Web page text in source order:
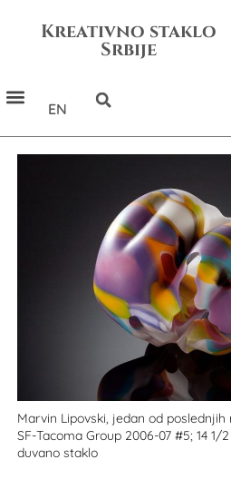
Kreativno staklo
Srbije
EN
Marvin Lipovski, jedan od poslednjih
SF-Tacoma Group 2006-07 #5; 14 1/
duvano staklo